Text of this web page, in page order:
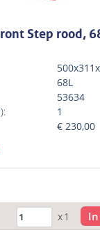
Step rood,
68L
53634
1
€230,00
x1